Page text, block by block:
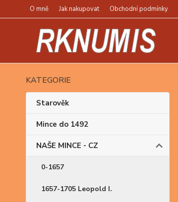
O mně Jak nakupovat Obchodní podmínky
KATEGORIE
Starověk
Mince do 1492
NAŠE MINCE - CZ
0-1657
1657-1705 Leopold I.